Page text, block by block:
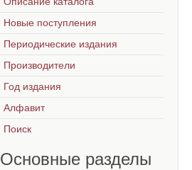
Новые поступления
Периодические издания
Производители
Год издания
Алфавит
Поиск
Основные разделы